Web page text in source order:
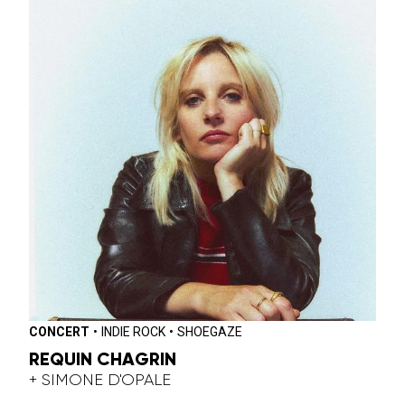
CONCERT • INDIE ROCK • SHOEGAZE
REQUIN CHAGRIN
+ SIMONE D'OPALE